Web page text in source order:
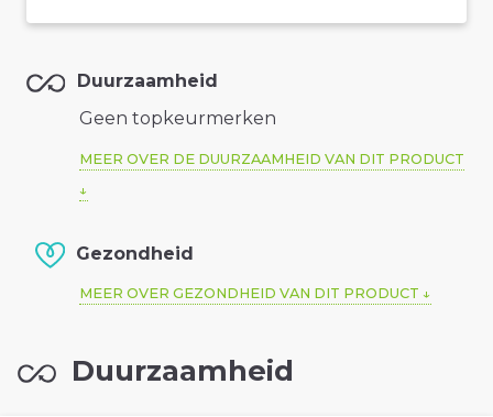
Duurzaamheid
Geen topkeurmerken
MEER OVER DE DUURZAAMHEID VAN DIT PRODUCT
Gezondheid
MEER OVER GEZONDHEID VAN DIT PRODUCT
Duurzaamheid